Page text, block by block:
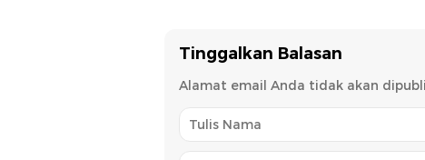
Tinggalkan Balasan
Alamat email Anda tidak akan